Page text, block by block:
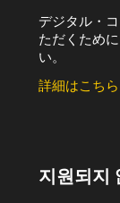
デジタル・
ただくため
い。
詳細はこちら
지원되지